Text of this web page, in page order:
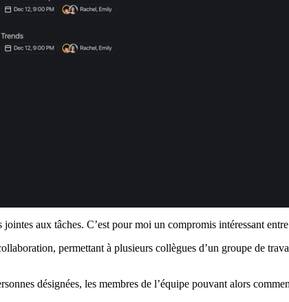
jointes aux tâches. C’est pour moi un compromis intéressant
permettant à plusieurs collègues d’un groupe de
désignées, les membres de l’équipe pouvant alors